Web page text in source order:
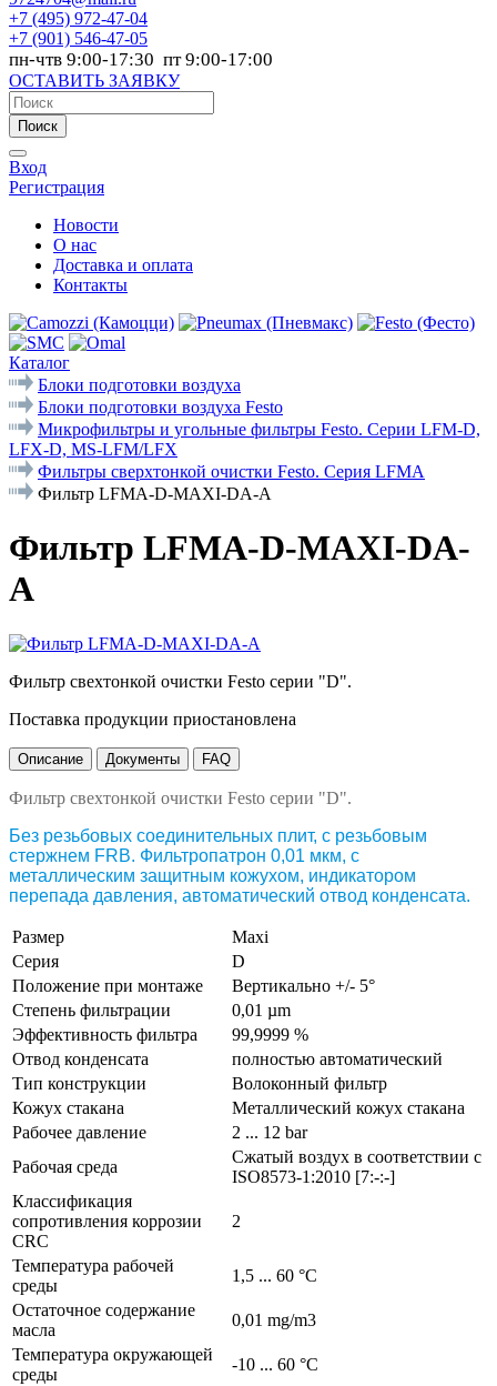
+7 (495) 972-47-04
+7 (901) 546-47-05
пн-чтв 9:00-17:30 пт 9:00-17:00
ОСТАВИТЬ ЗАЯВКУ
Поиск
Вход
Регистрация
Новости
О нас
Доставка и оплата
Контакты
Каталог
Блоки подготовки воздуха
Блоки подготовки воздуха Festo
Микрофильтры и угольные фильтры Festo. Cерии LFM-D,
LFX-D, MS-LFM/LFX
Фильтры сверхтонкой очистки Festo. Серия LFMA
Фильтр LFMA-D-MAXI-DA-A
Фильтр LFMA-D-MAXI-DA-
A
Фильтр свехтонкой очистки Festo серии "D".
Поставка продукции приостановлена
Описание Документы FAQ
Фильтр свехтонкой очистки Festo серии "D".
Без резьбовых соединительных плит, с резьбовым
стержнем FRB. Фильтропатрон 0,01 мкм, с
металлическим защитным кожухом, индикатором
перепада давления, автоматический отвод конденсата.
Размер
Мaxi
Серия
D
Положение при монтаже
Вертикально +/- 5°
Степень фильтрации
0,01 µm
Эффективность фильтра
99,9999 %
Отвод конденсата
полностью автоматический
Тип конструкции
Волоконный фильтр
Кожух стакана
Металлический кожух стакана
Рабочее давление
2 ... 12 bar
Рабочая среда
Сжатый воздух в соответствии с
ISO8573-1:2010 [7:-:-]
Классификация
сопротивления коррозии
CRC
2
Температура рабочей
среды
1,5 ... 60 °C
Остаточное содержание
масла
0,01 mg/m3
Температура окружающей
среды
-10 ... 60 °C